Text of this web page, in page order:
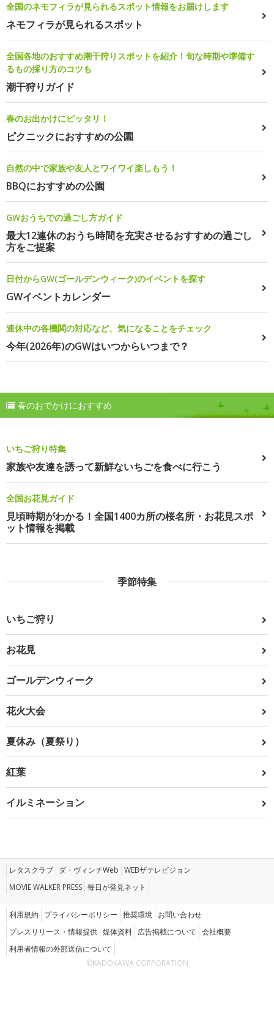
全国のネモフィラが見られるスポット情報をお届けします
ネモフィラが見られるスポット
全国各地のおすすめ潮干狩りスポットを紹介！旬な時期や準備す
るもの採り方のコツも
潮干狩りガイド
春のお出かけにピッタリ！
ピクニックにおすすめの公園
自然の中で家族や友人とワイワイ楽しもう！
BBQにおすすめの公園
GWおうちでの過ごし方ガイド
最大12連休のおうち時間を充実させるおすすめの過ごし
方をご提案
日付からGW(ゴールデンウィーク)のイベントを探す
GWイベントカレンダー
連休中の各機関の対応など、気になることをチェック
今年(2026年)のGWはいつからいつまで？
春のおでかけにおすすめ
いちご狩り特集
家族や友達を誘って新鮮ないちごを食べに行こう
全国お花見ガイド
見頃時期がわかる！全国1400カ所の桜名所・お花見スポ
ット情報を掲載
季節特集
いちご狩り
お花見
ゴールデンウィーク
花火大会
夏休み（夏祭り）
紅葉
イルミネーション
レタスクラブ ダ・ヴィンチWeb WEBザテレビジョン
MOVIE WALKER PRESS 毎日が発見ネット
利用規約 プライバシーポリシー 推奨環境 お問い合わせ
プレスリリース・情報提供 媒体資料 広告掲載について 会社概要
利用者情報の外部送信について
©KADOKAWA CORPORATION